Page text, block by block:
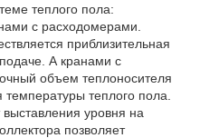
теплого пола:
с расходомерами.
приблизительная
А кранами с
объем теплоносителя
теплого пола.
выставления уровня на
позволяет